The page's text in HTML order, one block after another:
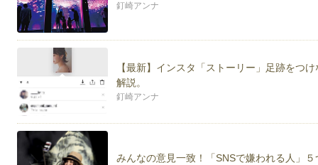
釘崎アンナ
【最新】インスタ「ストーリー」足跡をつ
解説。
釘崎アンナ
みんなの意見一致！「SNSで嫌われる人」